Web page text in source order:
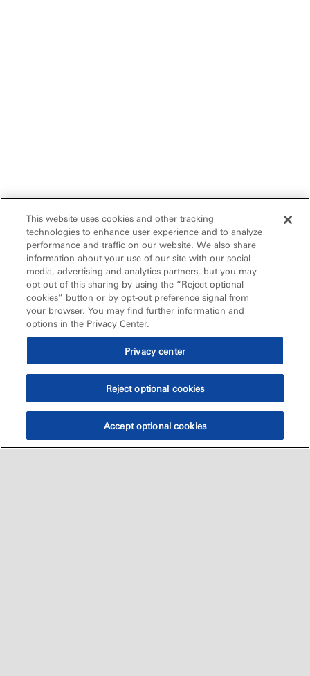
This website uses cookies and other tracking
technologies to enhance user experience and to analyze
performance and traffic on our website. We also share
information about your use of our site with our social
media, advertising and analytics partners, but you may
opt out of this sharing by using the “Reject optional
cookies” button or by opt-out preference signal from
your browser. You may find further information and
options in the Privacy Center.
Privacy center
Reject optional cookies
Accept optional cookies